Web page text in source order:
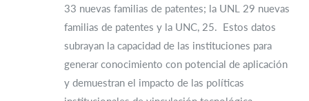
33 nuevas familias de patentes; la UNL 29 nuevas
familias de patentes y la UNC, 25. Estos datos
subrayan la capacidad de las instituciones para
generar conocimiento con potencial de aplicación
y demuestran el impacto de las políticas